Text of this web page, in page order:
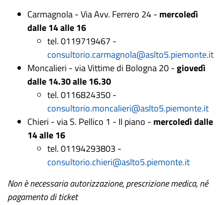
Carmagnola - Via Avv. Ferrero 24 - mercoledì
dalle 14 alle 16
tel. 0119719467 -
consultorio.carmagnola@aslto5.piemonte.it
Moncalieri - via Vittime di Bologna 20 -giovedì
dalle 14.30 alle 16.30
tel. 0116824350 -
consultorio.moncalieri@aslto5.piemonte.it
Chieri - via S. Pellico 1 - II piano - mercoledì dalle
14 alle 16
tel. 01194293803 -
consultorio.chieri@aslto5.piemonte.it
Non è necessaria autorizzazione, prescrizione medica, né
pagamento di ticket